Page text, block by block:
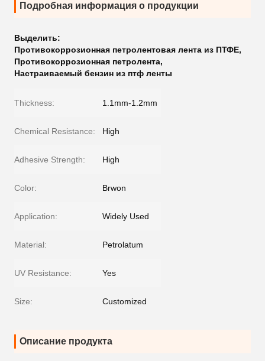
Подробная информация о продукции
Выделить:
Противокоррозионная петролентовая лента из ПТФЕ,
Противокоррозионная петролента,
Настраиваемый бензин из птф ленты
Thickness: 1.1mm-1.2mm
Chemical Resistance: High
Adhesive Strength: High
Color: Brwon
Application: Widely Used
Material: Petrolatum
UV Resistance: Yes
Size: Customized
Описание продукта